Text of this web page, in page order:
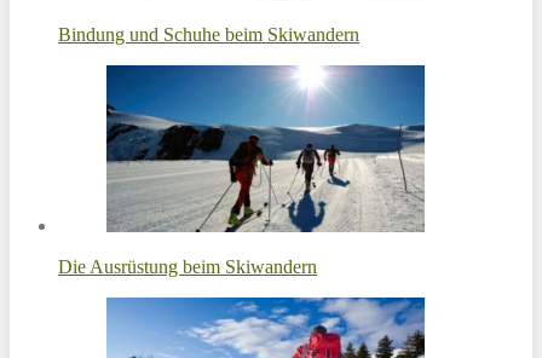
Bindung und Schuhe beim Skiwandern
Die Ausrüstung beim Skiwandern